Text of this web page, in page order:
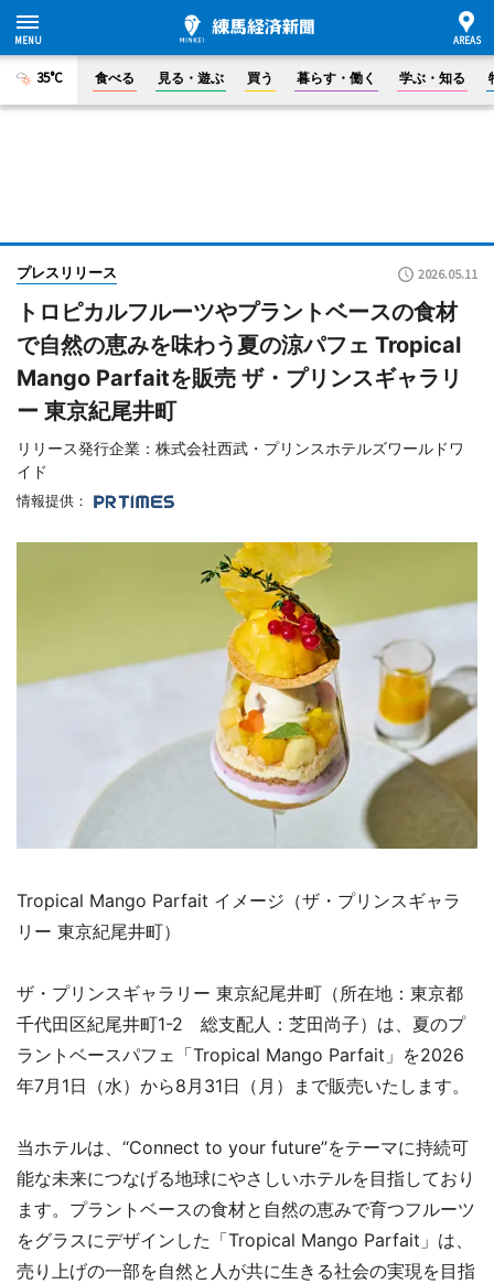
35°C 食べる 見る・遊ぶ 買う 暮らす・働く 学ぶ・知る
プレスリリース 2026.05.11
トロピカルフルーツやプラントベースの食材
で自然の恵みを味わう夏の涼パフェ Tropical
Mango Parfaitを販売 ザ・プリンスギャラリ
ー 東京紀尾井町
リリース発行企業：株式会社西武・プリンスホテルズワールドワ
イド
情報提供：
Tropical Mango Parfait イメージ（ザ・プリンスギャラ
リー 東京紀尾井町）
ザ・プリンスギャラリー 東京紀尾井町（所在地：東京都
千代田区紀尾井町1-2 総支配人：芝田尚子）は、夏のプ
ラントベースパフェ「Tropical Mango Parfait」を2026
年7月1日（水）から8月31日（月）まで販売いたします。
当ホテルは、“Connect to your future”をテーマに持続可
能な未来につなげる地球にやさしいホテルを目指しており
ます。プラントベースの食材と自然の恵みで育つフルーツ
をグラスにデザインした「Tropical Mango Parfait」は、
売り上げの一部を自然と人が共に生きる社会の実現を目指